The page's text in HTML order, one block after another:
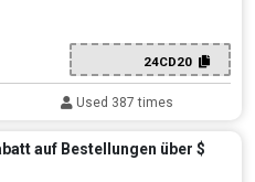
24CD20
Used 387 times
auf Bestellungen über $